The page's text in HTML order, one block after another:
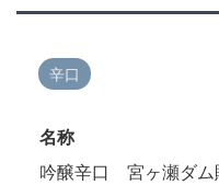
辛口
名称
吟醸辛口 宮ヶ瀬ダ